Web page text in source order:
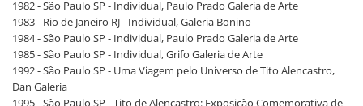
1982 - São Paulo SP - Individual, Paulo Prado Galeria de Arte
1983 - Rio de Janeiro RJ - Individual, Galeria Bonino
1984 - São Paulo SP - Individual, Paulo Prado Galeria de Arte
1985 - São Paulo SP - Individual, Grifo Galeria de Arte
1992 - São Paulo SP - Uma Viagem pelo Universo de Tito Alencastro,
Dan Galeria
1995 - São Paulo SP - Tito de Alencastro: Exposição Comemorativa de